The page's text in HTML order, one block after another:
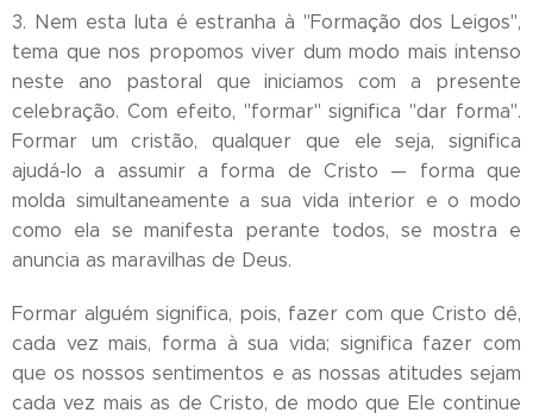
3. Nem esta luta é estranha à "Formação dos Leigos",
tema que nos propomos viver dum modo mais intenso
neste ano pastoral que iniciamos com a presente
celebração. Com efeito, "formar" significa "dar forma".
Formar um cristão, qualquer que ele seja, significa
ajudá-lo a assumir a forma de Cristo — forma que
molda simultaneamente a sua vida interior e o modo
como ela se manifesta perante todos, se mostra e
anuncia as maravilhas de Deus.
Formar alguém significa, pois, fazer com que Cristo dê,
cada vez mais, forma à sua vida; significa fazer com
que os nossos sentimentos e as nossas atitudes sejam
cada vez mais as de Cristo, de modo que Ele continue